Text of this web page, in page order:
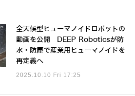
全天候型ヒューマノイドロボットの
動画を公開 DEEP Roboticsが防
水・防塵で産業用ヒューマノイドを
再定義へ
2025.10.10 Fri 17:25